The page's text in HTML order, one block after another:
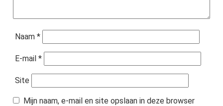
Naam*
E-mail*
Site
Mijn naam, e-mail en site opslaan in deze browser